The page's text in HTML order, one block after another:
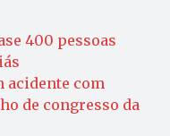
400 pessoas
acidente com
de congresso da